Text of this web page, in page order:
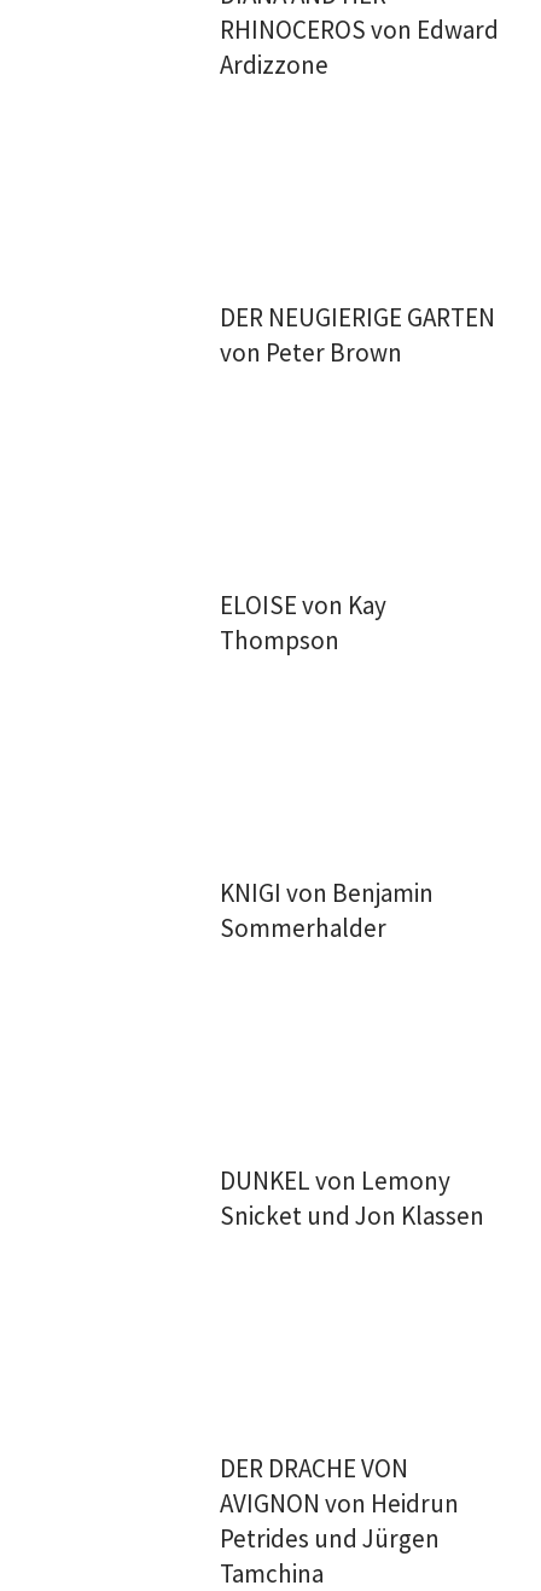
RHINOCEROS von Edward
Ardizzone
DER NEUGIERIGE GARTEN
von Peter Brown
ELOISE von Kay
Thompson
KNIGI von Benjamin
Sommerhalder
DUNKEL von Lemony
Snicket und Jon Klassen
DER DRACHE VON
AVIGNON von Heidrun
Petrides und Jürgen
Tamchina